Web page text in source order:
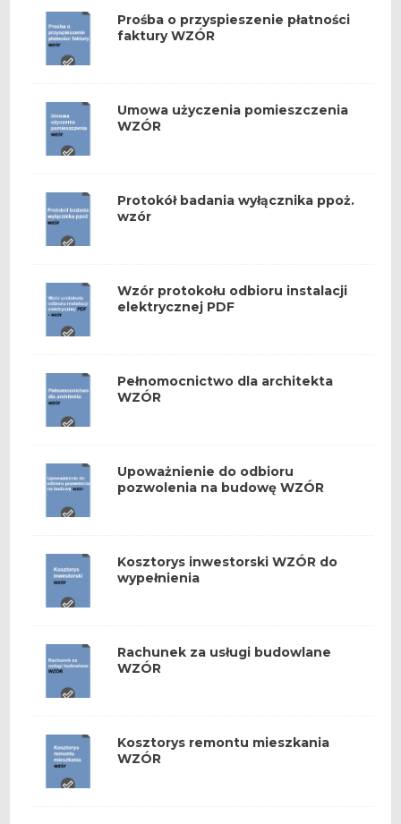
Prośba o przyspieszenie płatności
faktury WZÓR
Umowa użyczenia pomieszczenia
WZÓR
Protokół badania wyłącznika ppoż.
wzór
Wzór protokołu odbioru instalacji
elektrycznej PDF
Pełnomocnictwo dla architekta
WZÓR
Upoważnienie do odbioru
pozwolenia na budowę WZÓR
Kosztorys inwestorski WZÓR do
wypełnienia
Rachunek za usługi budowlane
WZÓR
Kosztorys remontu mieszkania
WZÓR